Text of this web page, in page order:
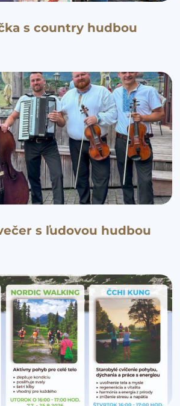
s country hudbou
s ľudovou hudbou